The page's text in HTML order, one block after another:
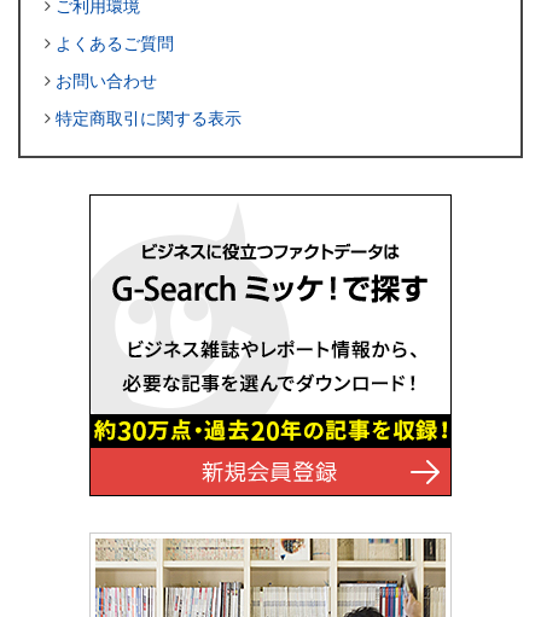
ご利用環境
よくあるご質問
お問い合わせ
特定商取引に関する表示